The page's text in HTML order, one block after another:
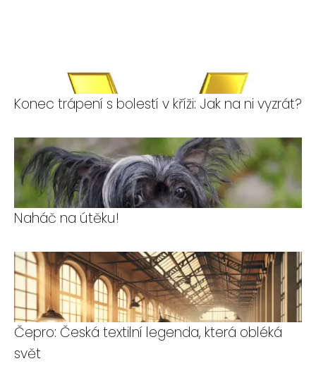
Konec trápení s bolestí v kříži: Jak na ni vyzrát?
Naháč na útěku!
Čepro: Česká textilní legenda, která obléká
svět